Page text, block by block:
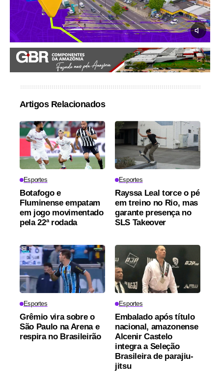
Artigos Relacionados
Esportes
Botafogo e
Fluminense empatam
em jogo movimentado
pela 22ª rodada
Esportes
Rayssa Leal torce o pé
em treino no Rio, mas
garante presença no
SLS Takeover
Esportes
Grêmio vira sobre o
São Paulo na Arena e
respira no Brasileirão
Esportes
Embalado após título
nacional, amazonense
Alcenir Castelo
integra a Seleção
Brasileira de parajiu-
jitsu